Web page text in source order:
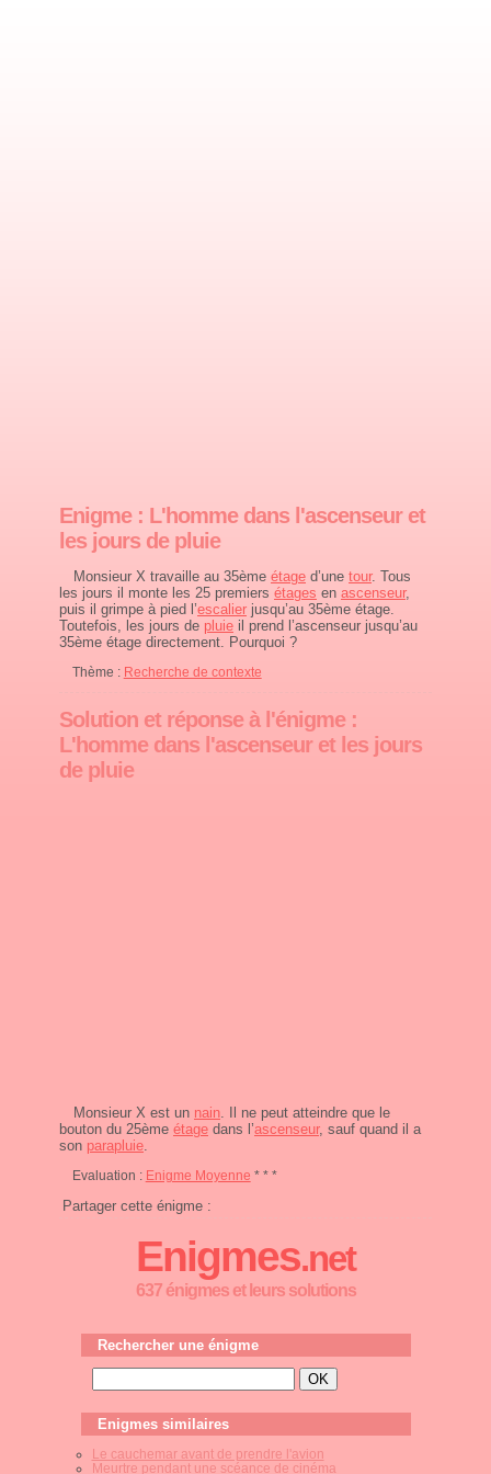
Enigme : L'homme dans l'ascenseur et
les jours de pluie
Monsieur X travaille au 35ème étage d’une tour. Tous
les jours il monte les 25 premiers étages en ascenseur,
puis il grimpe à pied l’escalier jusqu’au 35ème étage.
Toutefois, les jours de pluie il prend l’ascenseur jusqu’au
35ème étage directement. Pourquoi ?
Thème : Recherche de contexte
Solution et réponse à l'énigme :
L'homme dans l'ascenseur et les jours
de pluie
Monsieur X est un nain . Il ne peut atteindre que le
bouton du 25ème étage dans l’ascenseur, sauf quand il a
son parapluie
Evaluation : Enigme Moyenne * * *
Partager cette énigme :
Enigmes.net
637 énigmes et leurs solutions
Rechercher une énigme
Enigmes similaires
Le cauchemar avant de prendre l'avion
Meurtre pendant une scéance de cinéma